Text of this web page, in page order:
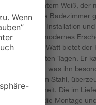
in elegantem Weiß, der
auch kleine Badezimmer
Installation
und modernes
bis zu 482 Watt bietet der
den kältesten Tagen. Er
werden, was ihn
Stahl,
und Robustheit. Die im
erleichtern die Montage